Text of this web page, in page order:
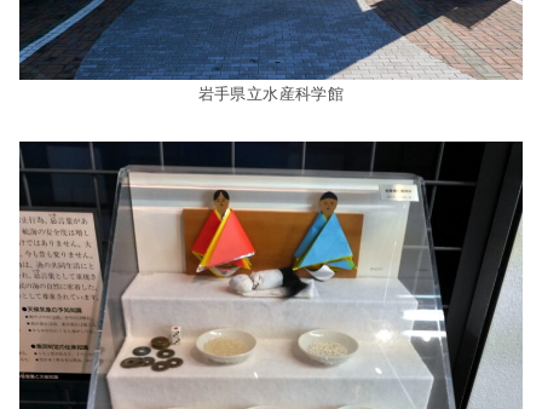
岩手県立水産科学館